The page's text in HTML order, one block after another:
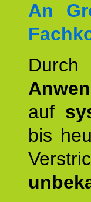
An
auf
bis